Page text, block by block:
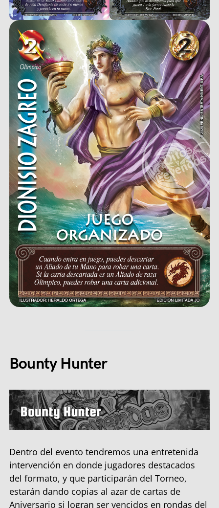
Bounty Hunter
Dentro del evento tendremos una entretenida
intervención en donde jugadores destacados
del formato, y que participarán del Torneo,
estarán dando copias al azar de cartas de
Aniversario si logran ser vencidos en rondas del